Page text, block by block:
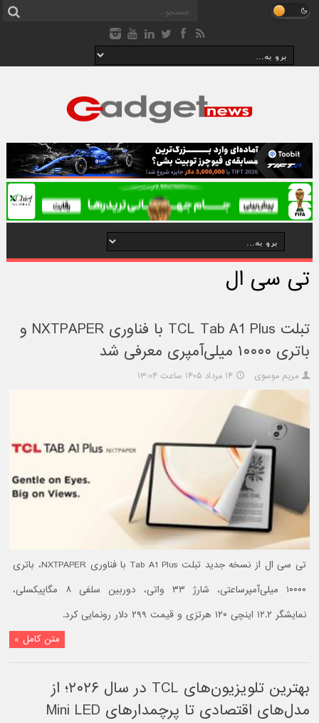
تی سی ال
تبلت TCL Tab A1 Plus با فناوری NXTPAPER و
باتری ۱۰۰۰۰ میلی‌آمپری معرفی شد
مریم موسوی ۱۴ مرداد ۱۴۰۵ ساعت ۱۳:۰۴
تی سی ال از نسخه جدید تبلت Tab A1 Plus با فناوری NXTPAPER، باتری
۱۰۰۰۰ میلی‌آمپرساعتی، شارژ ۳۳ واتی، دوربین سلفی ۸ مگاپیکسلی،
نمایشگر ۱۲.۲ اینچی ۱۲۰ هرتزی و قیمت ۲۹۹ دلار رونمایی کرد.
متن کامل »
بهترین تلویزیون‌های TCL در سال ۲۰۲۶؛ از
مدل‌های اقتصادی تا پرچمدارهای Mini LED